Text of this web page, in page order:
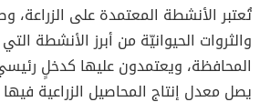
تُعتبر الأنشطة المعتمدة على الزراعة،
والثروات الحيوانيّة من أبرز الأنشطة
المحافظة، ويعتمدون عليها كدخلٍ